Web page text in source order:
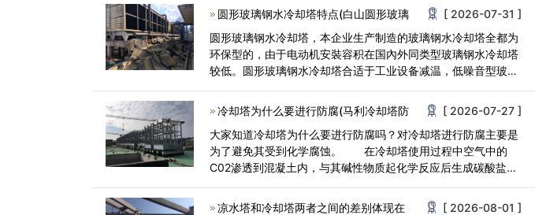
圆形玻璃钢水冷却塔特点(白山圆形玻璃
[ 2026-07-31 ]
圆形玻璃钢水冷却塔，本企业生产制造的玻璃钢水冷却塔全都为
环保型的，由于电动机安裝容积在国內外同类型玻璃钢水冷却塔
较低。圆形玻璃钢水冷却塔合适于工业设备减温，低噪音型玻璃
冷却塔为什么要进行防腐(马利冷却塔防
[ 2026-07-27 ]
大家知道冷却塔为什么要进行防腐吗？对冷却塔进行防腐主要是
为了避免其受到化学腐蚀。 在冷却塔使用过程中空气中的
C02渗透到混凝土内，与其碱性物质起化学反应后生成碳酸盐和
凉水塔和冷却塔两者之间的差别体现在
[ 2026-08-01 ]